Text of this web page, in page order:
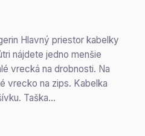
Hlavný priestor kabelky
nájdete jedno menšie
vrecká na drobnosti. Na
vrecko na zips. Kabelka
Taška…